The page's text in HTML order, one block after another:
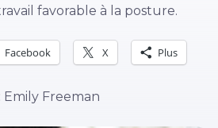
favorable à la posture.
Facebook X Plus
Emily Freeman